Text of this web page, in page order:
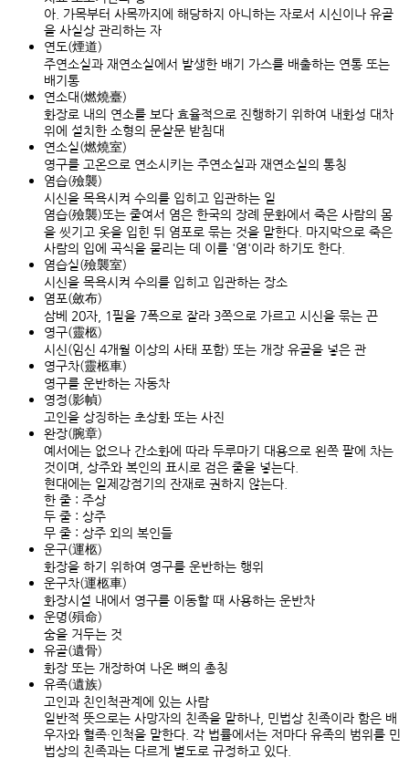
아. 가목부터 사목까지에 해당하지 아니하는 자로서 시신이나 유골
을 사실상 관리하는 자
연도(煙道)
주연소실과 재연소실에서 발생한 배기 가스를 배출하는 연통 또는
배기통
연소대(燃燒臺)
화장로 내의 연소를 보다 효율적으로 진행하기 위하여 내화성 대차
위에 설치한 소형의 문살문 받침대
연소실(燃燒室)
영구를 고온으로 연소시키는 주연소실과 재연소실의 통칭
염습(殮襲)
시신을 목욕시켜 수의를 입히고 입관하는 일
염습(殮襲)또는 줄여서 염은 한국의 장례 문화에서 죽은 사람의 몸
을 씻기고 옷을 입힌 뒤 염포로 묶는 것을 말한다. 마지막으로 죽은
사람의 입에 곡식을 물리는 데 이를 '염'이라 하기도 한다.
염습실(殮襲室)
시신을 목욕시켜 수의를 입히고 입관하는 장소
염포(斂布)
삼베 20자, 1필을 7폭으로 잘라 3쪽으로 가르고 시신을 묶는 끈
영구(靈柩)
시신(임신 4개월 이상의 사태 포함) 또는 개장 유골을 넣은 관
영구차(靈柩車)
영구를 운반하는 자동차
영정(影幀)
고인을 상징하는 초상화 또는 사진
완장(腕章)
예서에는 없으나 간소화에 따라 두루마기 대용으로 왼쪽 팔에 차는
것이며, 상주와 복인의 표시로 검은 줄을 넣는다.
현대에는 일제강점기의 잔재로 권하지 않는다.
한 줄 : 주상
두 줄 : 상주
무 줄 : 상주 외의 복인들
운구(運柩)
화장을 하기 위하여 영구를 운반하는 행위
운구차(運柩車)
화장시설 내에서 영구를 이동할 때 사용하는 운반차
운명(殞命)
숨을 거두는 것
유골(遺骨)
화장 또는 개장하여 나온 뼈의 총칭
유족(遺族)
고인과 친인척관계에 있는 사람
일반적 뜻으로는 사망자의 친족을 말하나, 민법상 친족이라 함은 배
우자와 혈족·인척을 말한다. 각 법률에서는 저마다 유족의 범위를 민
법상의 친족과는 다르게 별도로 규정하고 있다.